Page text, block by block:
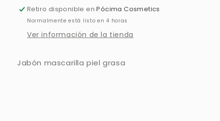
Retiro disponible enPócima Cosmetics
Normalmente está listo en 4 horas
Ver información de la tienda
Jabón mascarilla piel grasa